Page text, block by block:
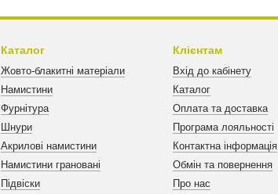
Каталог
Жовто-блакитні матеріали
Намистини
Фурнітура
Шнури
Акрилові намистини
Намистини грановані
Підвіски
Клієнтам
Вхід до кабінету
Каталог
Оплата та доставка
Програма лояльності
Контактна інформація
Обмін та повернення
Про нас